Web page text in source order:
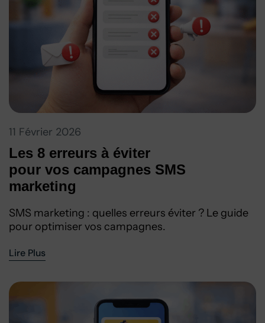
11 Février 2026
Les 8 erreurs à éviter
pour vos campagnes SMS
marketing
SMS marketing : quelles erreurs éviter ? Le guide
pour optimiser vos campagnes.
Lire Plus